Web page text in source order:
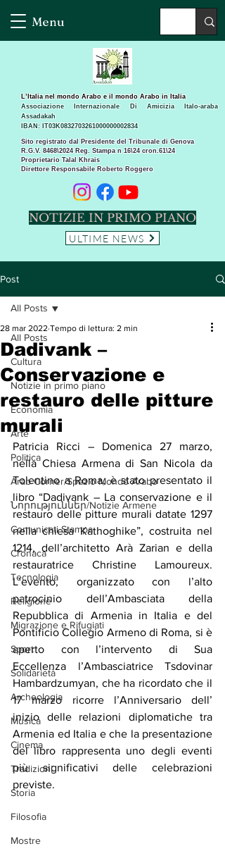
Menu
Sito registrato dal Presidente del Tribunale di Genova
R.G.V. 8468\2024 Reg. Stampa n 16\24 cron.61\24 ​
Proprietario Talal Khrais
Direttore Responsabile Roberto Roggero
L’Italia nel mondo Arabo e il mondo Arabo in Italia
Associazione Internazionale Di Amicizia Italo-araba
Assadakah
IBAN: IT03K0832703261000000002834
NOTIZIE IN PRIMO PIANO
ULTIME NEWS
Post
All Posts
Cultura
Notizie in primo piano
Economia
Arte
Politica
Arab Corner/Spazio Mondo Arabo
Նորություններ/Notizie Armene
Comunicati Stampa
Cronaca
Tecnologia
Religione
Migrazione e Rifugiati
Sport
Solidarietà
Archeologia
Musica
Cinema
Tradizioni
Storia
Filosofia
Mostre
All Posts
Dadivank –
Conservazione e
restauro delle pitture
murali
28 mar 2022 Tempo di lettura: 2 min
Patricia Ricci – Domenica 27 marzo,
nella Chiesa Armena di San Nicola da
Tolentino a Roma, è stato presentato il
libro “Dadivank – La conservazione e il
restauro delle pitture murali datate 1297
nella chiesa Kathoghike”, costruita nel
1214, dell’architetto Arà Zarian e della
restauratrice Christine Lamoureux.
L’evento, organizzato con l’alto
patrocinio dell’Ambasciata della
Repubblica di Armenia in Italia e del
Pontificio Collegio Armeno di Roma, si è
aperto con l’intervento di Sua
Eccellenza l’Ambasciatrice Tsdovinar
Hambardzumyan, che ha ricordato che il
17 marzo ricorre l’Anniversario dell’
inizio delle relazioni diplomatiche tra
Armenia ed Italia e che la presentazione
del libro rappresenta uno degli eventi
più significativi delle celebrazioni
previste.